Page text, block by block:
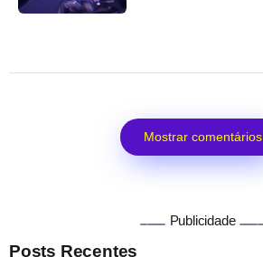
Mostrar comentários
Publicidade
Posts Recentes